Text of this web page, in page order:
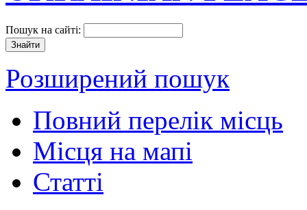
Пошук на сайті:
Розширений пошук
Повний перелік місць
Місця на мапі
Статті